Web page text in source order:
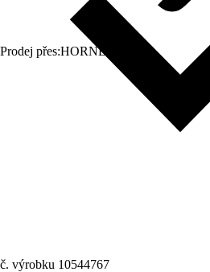
Prodej přes:HORNBACH
č. výrobku 10544767